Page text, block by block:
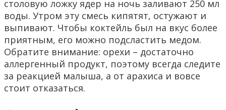
столовую ложку ядер на ночь заливают 250 мл
воды. Утром эту смесь кипятят, остужают и
выпивают. Чтобы коктейль был на вкус более
приятным, его можно подсластить медом.
Обратите внимание: орехи – достаточно
аллергенный продукт, поэтому всегда следите
за реакцией малыша, а от арахиса и вовсе
стоит отказаться.